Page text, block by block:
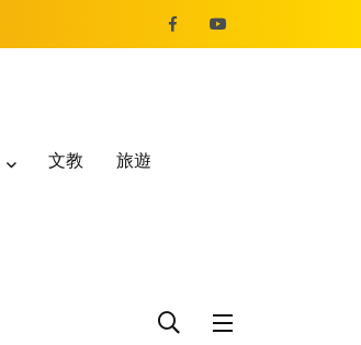
文教 旅遊